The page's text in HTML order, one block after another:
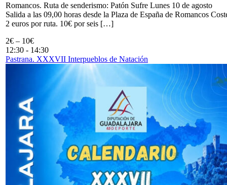
Romancos. Ruta de senderismo: Patón Sufre Lunes 10 de agosto
Salida a las 09,00 horas desde la Plaza de España de Romancos
2 euros por ruta. 10€ por seis […]
2€ – 10€
12:30 - 14:30
Pastrana. XXXVII Interpueblos de Natación